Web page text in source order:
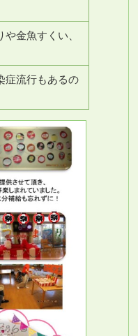
金魚すくい、
症流行もあるの